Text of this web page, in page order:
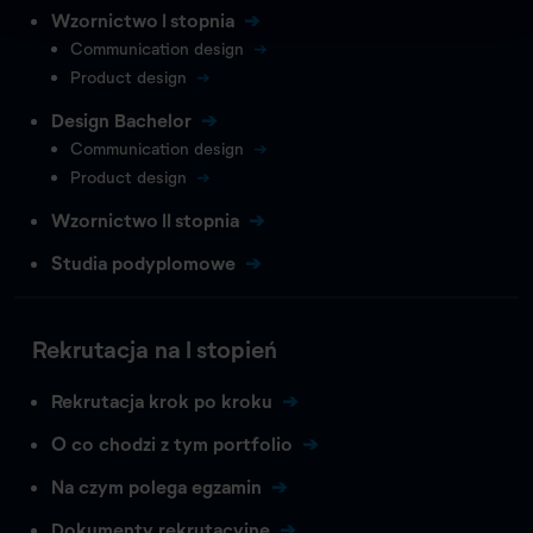
Wzornictwo I stopnia
Communication design
Product design
Design Bachelor
Communication design
Product design
Wzornictwo II stopnia
Studia podyplomowe
Rekrutacja na I stopień
Rekrutacja krok po kroku
O co chodzi z tym portfolio
Na czym polega egzamin
Dokumenty rekrutacyjne